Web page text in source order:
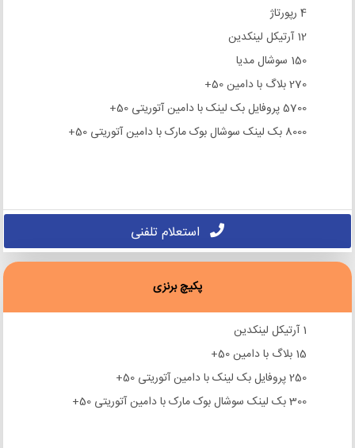
4 رپورتاژ
12 آرتیکل لینکدین
150 سوشال مدیا
270 بلاگ با دامین 50+
5700 پروفایل بک لینک با دامین آتوریتی 50+
8000 بک لینک سوشال بوک مارک با دامین آتوریتی 50+
استعلام تلفنی
پکیچ برنزی
1 آرتیکل لینکدین
15 بلاگ با دامین 50+
250 پروفایل بک لینک با دامین آتوریتی 50+
300 بک لینک سوشال بوک مارک با دامین آتوریتی 50+